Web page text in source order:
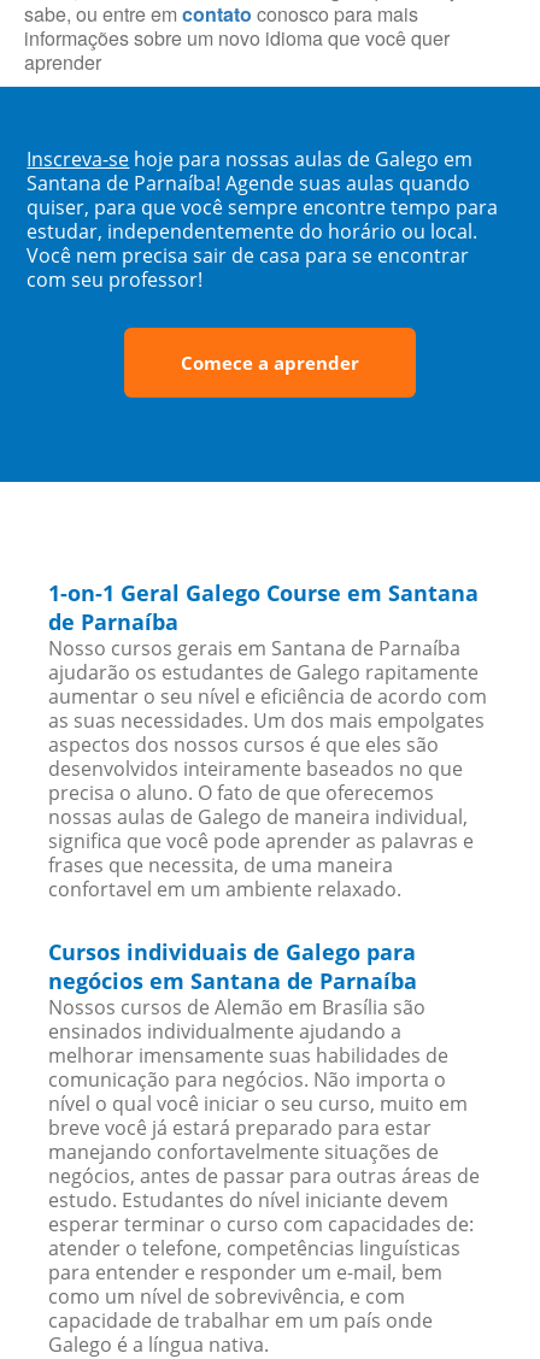
sabe, ou entre em contato conosco para mais
informações sobre um novo idioma que você quer
aprender
Inscreva-se hoje para nossas aulas de Galego em
Santana de Parnaíba! Agende suas aulas quando
quiser, para que você sempre encontre tempo para
estudar, independentemente do horário ou local.
Você nem precisa sair de casa para se encontrar
com seu professor!
Comece a aprender
1-on-1 Geral Galego Course em Santana
de Parnaíba
Nosso cursos gerais em Santana de Parnaíba
ajudarão os estudantes de Galego rapitamente
aumentar o seu nível e eficiência de acordo com
as suas necessidades. Um dos mais empolgates
aspectos dos nossos cursos é que eles são
desenvolvidos inteiramente baseados no que
precisa o aluno. O fato de que oferecemos
nossas aulas de Galego de maneira individual,
significa que você pode aprender as palavras e
frases que necessita, de uma maneira
confortavel em um ambiente relaxado.
Cursos individuais de Galego para
negócios em Santana de Parnaíba
Nossos cursos de Alemão em Brasília são
ensinados individualmente ajudando a
melhorar imensamente suas habilidades de
comunicação para negócios. Não importa o
nível o qual você iniciar o seu curso, muito em
breve você já estará preparado para estar
manejando confortavelmente situações de
negócios, antes de passar para outras áreas de
estudo. Estudantes do nível iniciante devem
esperar terminar o curso com capacidades de:
atender o telefone, competências linguísticas
para entender e responder um e-mail, bem
como um nível de sobrevivência, e com
capacidade de trabalhar em um país onde
Galego é a língua nativa.